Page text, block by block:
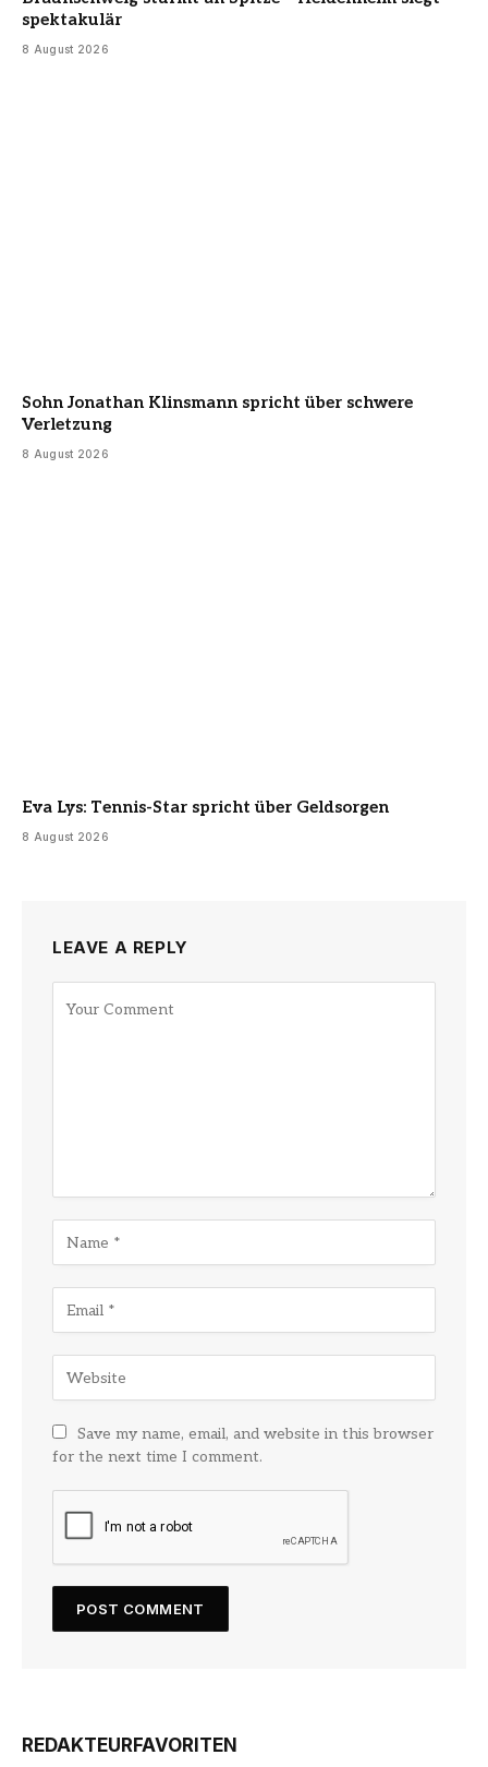
spektakulär
8 August 2026
Sohn Jonathan Klinsmann spricht über schwere
Verletzung
8 August 2026
Eva Lys: Tennis-Star spricht über Geldsorgen
8 August 2026
LEAVE A REPLY
Save my name, email, and website in this browser
for the next time I comment.
REDAKTEURFAVORITEN